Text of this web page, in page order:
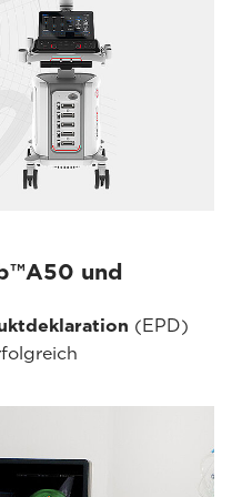
und
(EPD)